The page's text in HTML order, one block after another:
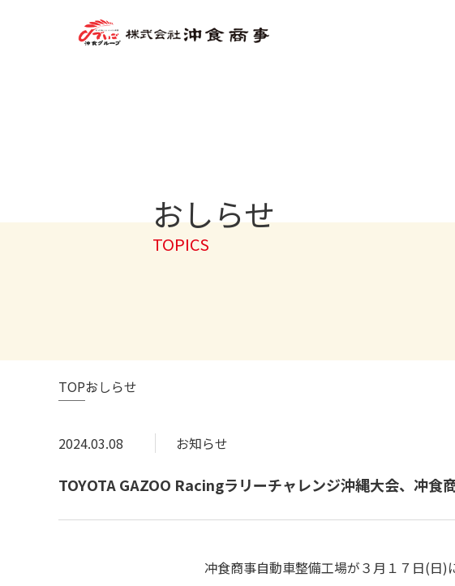
おしらせ
TOPICS
TOPおしらせ
2024.03.08 お知らせ
TOYOTA GAZOO Racingラリーチャレンジ沖縄大会、冲食
冲食商事自動車整備工場が３月１７日(日)